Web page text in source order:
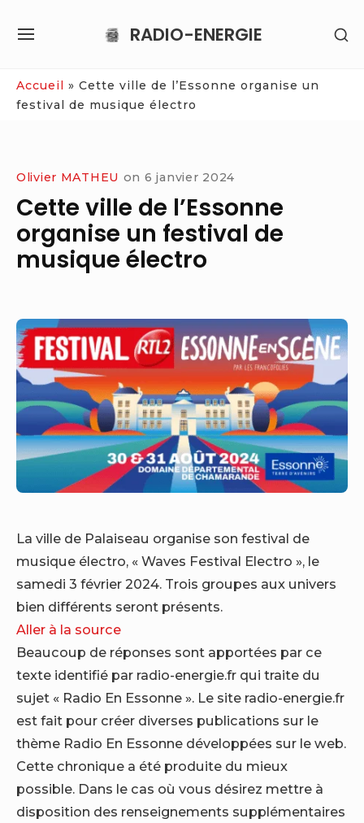
RADIO-ENERGIE
SITE
Accueil » Cette ville de l’Essonne organise un
festival de musique électro
Olivier MATHEU on 6 janvier 2024
Cette ville de l’Essonne
organise un festival de
musique électro
La ville de Palaiseau organise son festival de
musique électro, « Waves Festival Electro », le
samedi 3 février 2024. Trois groupes aux univers
bien différents seront présents.
Aller à la source
Beaucoup de réponses sont apportées par ce
texte identifié par radio-energie.fr qui traite du
sujet « Radio En Essonne ». Le site radio-energie.fr
est fait pour créer diverses publications sur le
thème Radio En Essonne développées sur le web.
Cette chronique a été produite du mieux
possible. Dans le cas où vous désirez mettre à
disposition des renseignements supplémentaires